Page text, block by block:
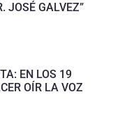
JOSÉ GALVEZ”
EN LOS 19
OÍR LA VOZ